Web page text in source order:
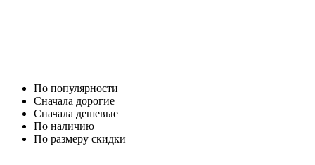
По популярности
Cначала дорогие
Cначала дешевые
По наличию
По размеру скидки